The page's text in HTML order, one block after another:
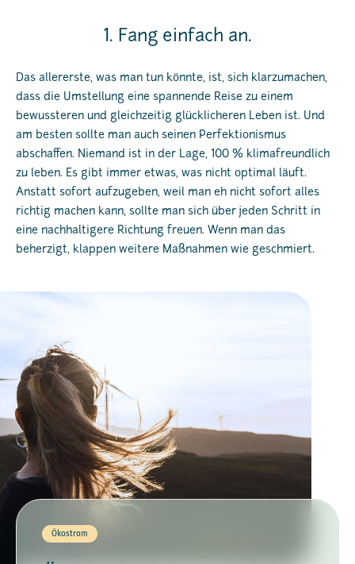
1. Fang einfach an.
Das allererste, was man tun könnte, ist, sich klarzumachen,
dass die Umstellung eine spannende Reise zu einem
bewussteren und gleichzeitig glücklicheren Leben ist. Und
am besten sollte man auch seinen Perfektionismus
abschaffen. Niemand ist in der Lage, 100 % klimafreundlich
zu leben. Es gibt immer etwas, was nicht optimal läuft.
Anstatt sofort aufzugeben, weil man eh nicht sofort alles
richtig machen kann, sollte man sich über jeden Schritt in
eine nachhaltigere Richtung freuen. Wenn man das
beherzigt, klappen weitere Maßnahmen wie geschmiert.
Ökostrom